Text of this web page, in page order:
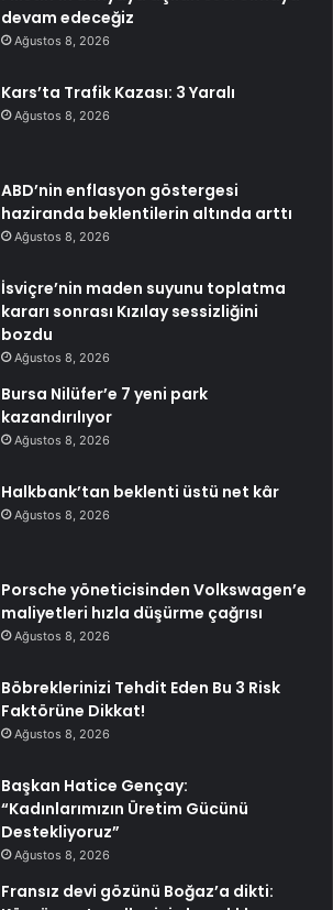
devam edeceğiz
Ağustos 8, 2026
Kars’ta Trafik Kazası: 3 Yaralı
Ağustos 8, 2026
ABD’nin enflasyon göstergesi
haziranda beklentilerin altında arttı
Ağustos 8, 2026
İsviçre’nin maden suyunu toplatma
kararı sonrası Kızılay sessizliğini
bozdu
Ağustos 8, 2026
Bursa Nilüfer’e 7 yeni park
kazandırılıyor
Ağustos 8, 2026
Halkbank’tan beklenti üstü net kâr
Ağustos 8, 2026
Porsche yöneticisinden Volkswagen’e
maliyetleri hızla düşürme çağrısı
Ağustos 8, 2026
Böbreklerinizi Tehdit Eden Bu 3 Risk
Faktörüne Dikkat!
Ağustos 8, 2026
Başkan Hatice Gençay:
“Kadınlarımızın Üretim Gücünü
Destekliyoruz”
Ağustos 8, 2026
Fransız devi gözünü Boğaz’a dikti: